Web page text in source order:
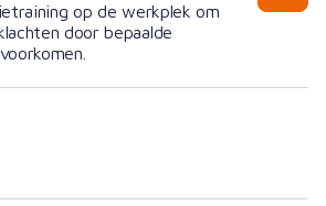
op de werkplek om
door bepaalde